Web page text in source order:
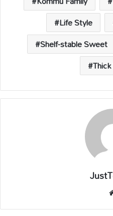
Life Style
Shelf-stable Sweet